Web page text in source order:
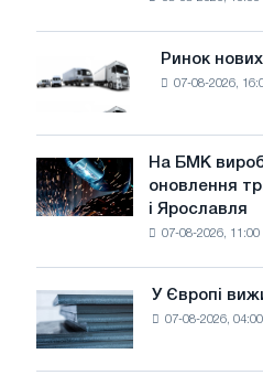
досягнення
цілей
декарбонізації
Ринок
нових
вантажівок
у
липні
Ринок
07-08-2026,
На
БМК
виробили
трамвайних
колій
Москви
і
На БМК
оновлення
і Ярославля
07-08-2026, 11:00
Європі
виживуть
тільки
У Європі
07-08-2026, 04:00